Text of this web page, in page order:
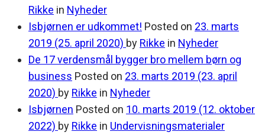
Rikke in Nyheder
Isbjørnen er udkommet! Posted on 23. marts
2019 (25. april 2020) by Rikke in Nyheder
De 17 verdensmål bygger bro mellem børn og
business Posted on 23. marts 2019 (23. april
2020) by Rikke in Nyheder
Isbjørnen Posted on 10. marts 2019 (12. oktober
2022) by Rikke in Undervisningsmaterialer